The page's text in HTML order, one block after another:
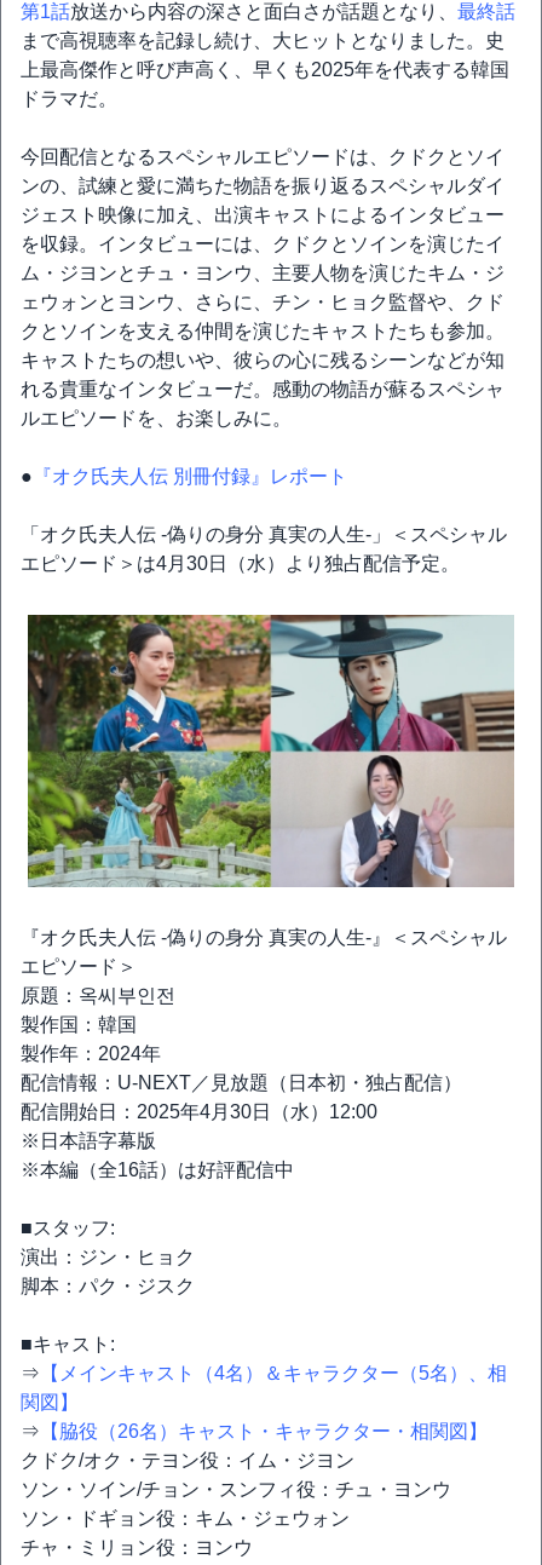
第1話放送から内容の深さと面白さが話題となり、 最終話
まで高視聴率を記録し続け、大ヒットとなりました。史
上最高傑作と呼び声高く、早くも2025年を代表する韓国
ドラマだ。
今回配信となるスペシャルエピソードは、クドクとソイ
ンの、試練と愛に満ちた物語を振り返るスペシャルダイ
ジェスト映像に加え、出演キャストによるインタビュー
を収録。インタビューには、クドクとソインを演じたイ
ム・ジヨンとチュ・ヨンウ、主要人物を演じたキム・ジ
ェウォンとヨンウ、さらに、チン・ヒョク監督や、クド
クとソインを支える仲間を演じたキャストたちも参加。
キャストたちの想いや、彼らの心に残るシーンなどが知
れる貴重なインタビューだ。感動の物語が蘇るスペシャ
ルエピソードを、お楽しみに。
● 『オク氏夫人伝 別冊付録』レポート
「オク氏夫人伝 -偽りの身分 真実の人生-」＜スペシャル
エピソード＞は4月30日（水）より独占配信予定。
『オク氏夫人伝 -偽りの身分 真実の人生-』＜スペシャル
エピソード＞
原題：옥씨부인전
製作国：韓国
製作年：2024年
配信情報：U-NEXT／見放題（日本初・独占配信）
配信開始日：2025年4月30日（水）12:00
※日本語字幕版
※本編（全16話）は好評配信中
■スタッフ:
演出：ジン・ヒョク
脚本：パク・ジスク
■キャスト:
⇒ 【メインキャスト（4名）＆キャラクター（5名）、相
関図】
⇒ 【脇役（26名）キャスト・キャラクター・相関図】
クドク/オク・テヨン役：イム・ジヨン
ソン・ソイン/チョン・スンフィ役：チュ・ヨンウ
ソン・ドギョン役：キム・ジェウォン
チャ・ミリョン役：ヨンウ